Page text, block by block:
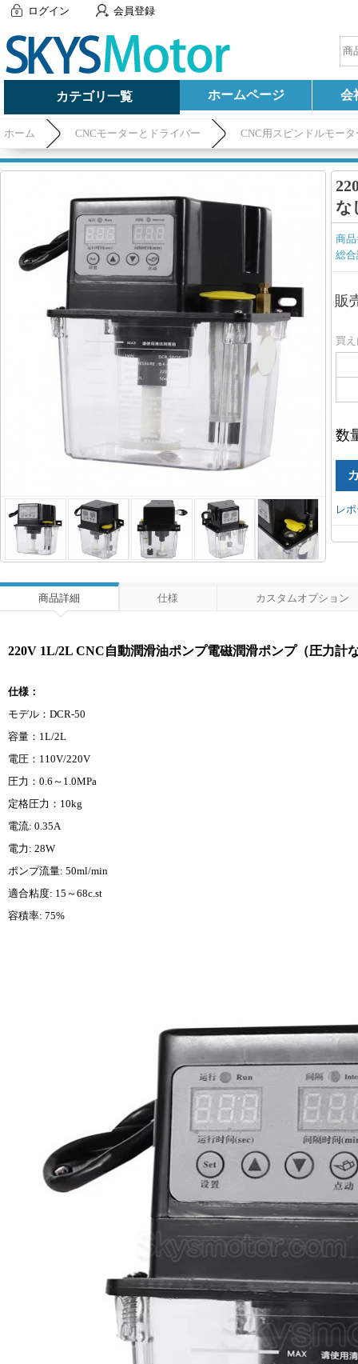
ログイン 会員登録
カテゴリ一覧 ホームページ 会
ホーム CNCモーターとドライバー CNC用スピンドルモータ
な
商
総
販
買
数
レ
商品詳細 仕様 カスタムオプション
220V 1L/2L CNC自動潤滑油ポンプ電磁潤滑ポンプ（圧力計
仕様：
モデル：DCR-50
容量：1L/2L
電圧：110V/220V
圧力：0.6～1.0MPa
定格圧力：10kg
電流: 0.35A
電力: 28W
ポンプ流量: 50ml/min
適合粘度: 15～68c.st
容積率: 75%